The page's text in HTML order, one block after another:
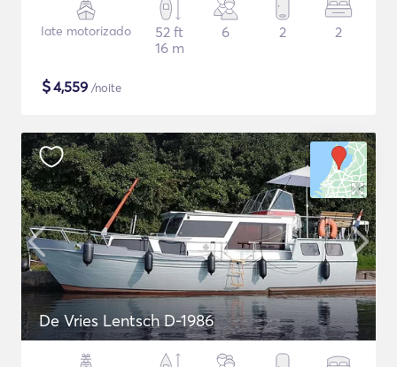
Iate motorizado
52 ft
16 m
6 2 2
$4,559 /noite
De Vries Lentsch D-1986